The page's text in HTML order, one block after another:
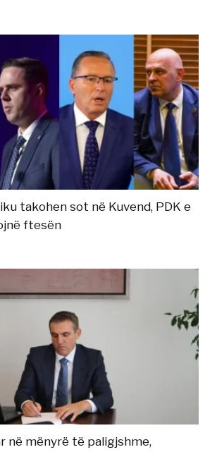
takohen sot në Kuvend, PDK e
ftesën
në mënyrë të paligjshme,